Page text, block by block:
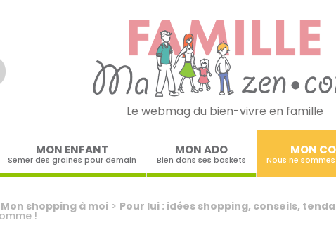
Le webmag du bien-vivre en famille
MON ENFANT
Semer des graines pour demain
MON ADO
Bien dans ses baskets
MON
Nous ne
Mon shopping à moi> Pour lui : idées shopping, conseils,
!